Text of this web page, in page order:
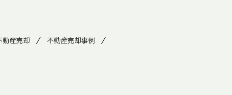
動産売却
不動産売却事例